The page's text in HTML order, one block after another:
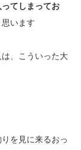
ってしまってお
います
は、こういった大
を見に来るおっ